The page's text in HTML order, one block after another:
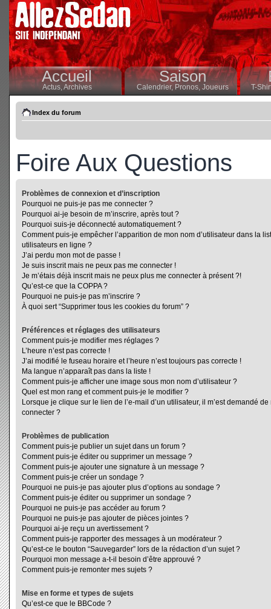
Accueil
Actus,Archives
Saison
Calendrier,Pronos, Joueurs T-
Index du forum
Foire Aux Questions
Problèmes de connexion et d’inscription
Pourquoi ne puis-je pas me connecter ?
Pourquoi ai-je besoin de m’inscrire, après tout ?
Pourquoi suis-je déconnecté automatiquement ?
Comment puis-je empêcher l’apparition de mon nom d’utilisateur dans la
utilisateurs en ligne ?
J’ai perdu mon mot de passe !
Je suis inscrit mais ne peux pas me connecter !
Je m’étais déjà inscrit mais ne peux plus me connecter à présent ?!
Qu’est-ce que la COPPA ?
Pourquoi ne puis-je pas m’inscrire ?
À quoi sert “Supprimer tous les cookies du forum” ?
Préférences et réglages des utilisateurs
Comment puis-je modifier mes réglages ?
L’heure n’est pas correcte !
J’ai modifié le fuseau horaire et l’heure n’est toujours pas correcte !
Ma langue n’apparaît pas dans la liste !
Comment puis-je afficher une image sous mon nom d’utilisateur ?
Quel est mon rang et comment puis-je le modifier ?
Lorsque je clique sur le lien de l’e-mail d’un utilisateur, il m’est demandé de
connecter ?
Problèmes de publication
Comment puis-je publier un sujet dans un forum ?
Comment puis-je éditer ou supprimer un message ?
Comment puis-je ajouter une signature à un message ?
Comment puis-je créer un sondage ?
Pourquoi ne puis-je pas ajouter plus d’options au sondage ?
Comment puis-je éditer ou supprimer un sondage ?
Pourquoi ne puis-je pas accéder au forum ?
Pourquoi ne puis-je pas ajouter de pièces jointes ?
Pourquoi ai-je reçu un avertissement ?
Comment puis-je rapporter des messages à un modérateur ?
Qu’est-ce le bouton “Sauvegarder” lors de la rédaction d’un sujet ?
Pourquoi mon message a-t-il besoin d’être approuvé ?
Comment puis-je remonter mes sujets ?
Mise en forme et types de sujets
Qu’est-ce que le BBCode ?